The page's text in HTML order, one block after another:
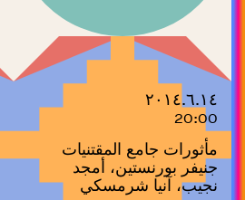
٢٠١٤.٦.١٤
20:00
مأثورات جامع المقتنيات
جنيفر بورنستين، أمجد
نجيب، آنيا شرمسكي